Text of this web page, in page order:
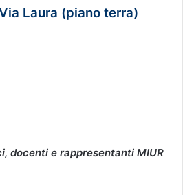
Laura (piano terra)
docenti e rappresentanti MIUR